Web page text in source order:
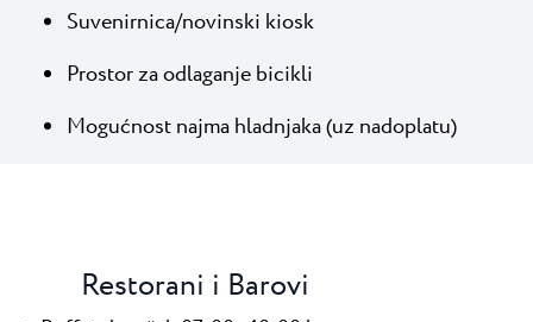
Suvenirnica/novinski kiosk
Prostor za odlaganje bicikli
Mogućnost najma hladnjaka (uz nadoplatu)
Restorani i Barovi